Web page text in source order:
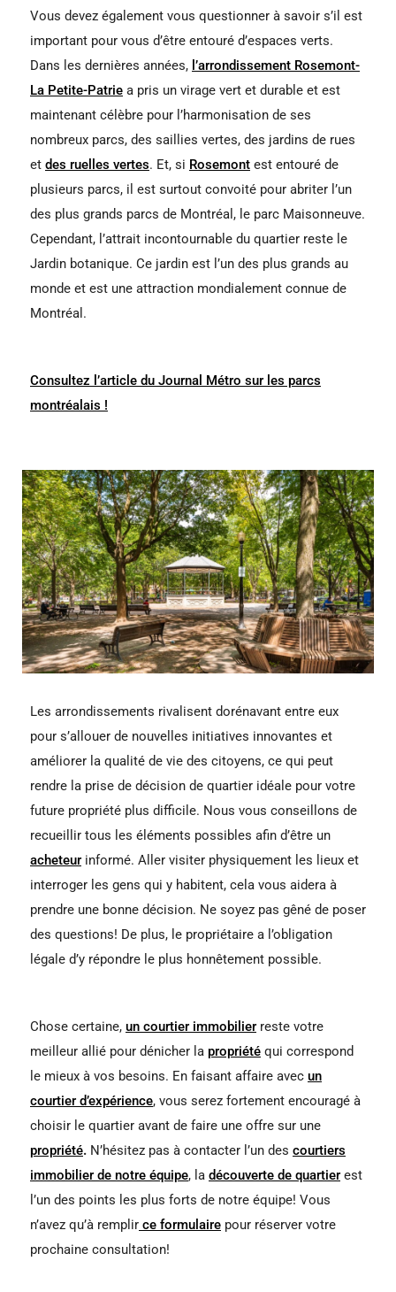
Vous devez également vous questionner à savoir s’il est
important pour vous d’être entouré d’espaces verts.
Dans les dernières années, l’arrondissement Rosemont-
La Petite-Patrie a pris un virage vert et durable et est
maintenant célèbre pour l’harmonisation de ses
nombreux parcs, des saillies vertes, des jardins de rues
et des ruelles vertes. Et, si Rosemont est entouré de
plusieurs parcs, il est surtout convoité pour abriter l’un
des plus grands parcs de Montréal, le parc Maisonneuve.
Cependant, l’attrait incontournable du quartier reste le
Jardin botanique. Ce jardin est l’un des plus grands au
monde et est une attraction mondialement connue de
Montréal.
Consultez l’article du Journal Métro sur les parcs
montréalais !
Les arrondissements rivalisent dorénavant entre eux
pour s’allouer de nouvelles initiatives innovantes et
améliorer la qualité de vie des citoyens, ce qui peut
rendre la prise de décision de quartier idéale pour votre
future propriété plus difficile. Nous vous conseillons de
recueillir tous les éléments possibles afin d’être un
acheteur informé. Aller visiter physiquement les lieux et
interroger les gens qui y habitent, cela vous aidera à
prendre une bonne décision. Ne soyez pas gêné de poser
des questions! De plus, le propriétaire a l’obligation
légale d’y répondre le plus honnêtement possible.
Chose certaine, un courtier immobilier reste votre
meilleur allié pour dénicher la propriété qui correspond
le mieux à vos besoins. En faisant affaire avec un
courtier d’expérience, vous serez fortement encouragé à
choisir le quartier avant de faire une offre sur une
propriété. N’hésitez pas à contacter l’un des courtiers
immobilier de notre équipe, la découverte de quartier est
l’un des points les plus forts de notre équipe! Vous
n’avez qu’à remplir ce formulaire pour réserver votre
prochaine consultation!